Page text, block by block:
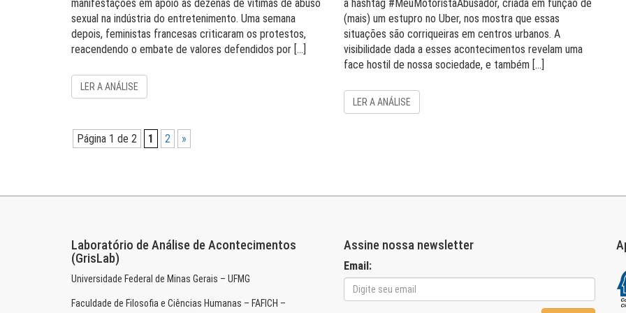
manifestações em apoio às dezenas de vítimas de abuso
sexual na indústria do entretenimento. Uma semana
depois, feministas francesas criticaram os protestos,
reacendendo o embate de valores defendidos por […]
LER A ANÁLISE
a hashtag #MeuMotoristaAbusador, criada em função de
(mais) um estupro no Uber, nos mostra que essas
situações são corriqueiras em centros urbanos. A
visibilidade dada a esses acontecimentos revelam uma
face hostil de nossa sociedade, e também […]
LER A ANÁLISE
Página 1 de 2 1 2 »
Laboratório de Análise de Acontecimentos
(GrisLab)
Universidade Federal de Minas Gerais – UFMG
Faculdade de Filosofia e Ciências Humanas – FAFICH –
Assine nossa newsletter
Email: